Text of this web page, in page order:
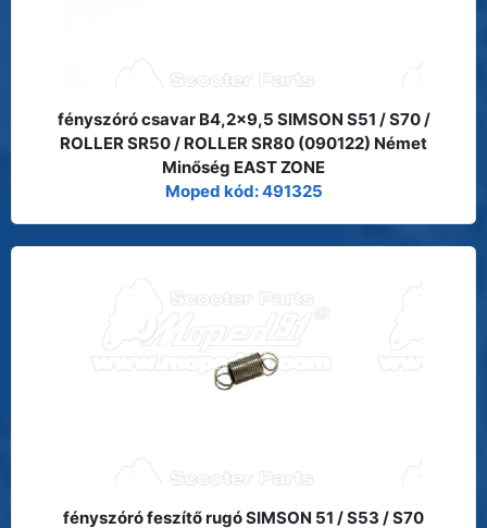
fényszóró csavar B4,2x9,5 SIMSON S51 / S70 /
ROLLER SR50 / ROLLER SR80 (090122) Német
Minőség EAST ZONE
Moped kód: 491325
fényszóró feszítő rugó SIMSON 51 / S53 / S70